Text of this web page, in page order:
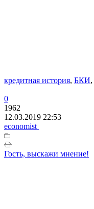
кредитная история, БКИ,
0
1962
12.03.2019 22:53
economist
Гость, выскажи мнение!